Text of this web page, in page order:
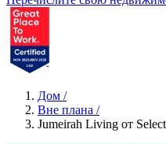
Дом /
Вне плана /
Jumeirah Living от